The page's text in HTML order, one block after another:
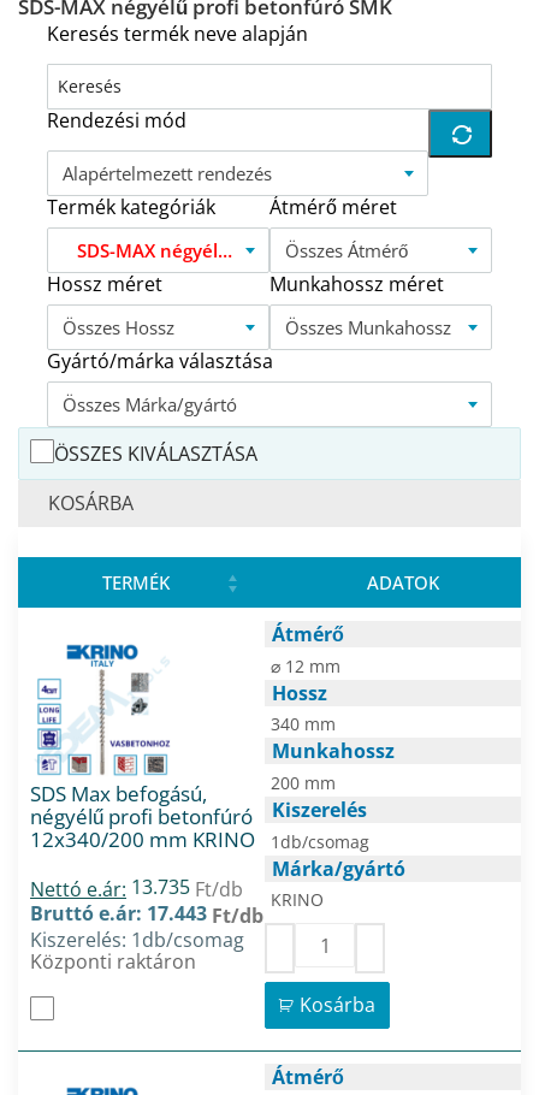
SDS-MAX négyélű profi betonfúró SMK
Keresés termék neve alapján
Rendezési mód
Alapértelmezett rendezés
Termék kategóriák
SDS-MAX négyélű profi betonfúró SMK
Átmérő méret
Összes Átmérő
Hossz méret
Összes Hossz
Munkahossz méret
Összes Munkahossz
Gyártó/márka választása
Összes Márka/gyártó
ÖSSZES KIVÁLASZTÁSA
KOSÁRBA
TERMÉK ADATOK
SDS Max befogású,
négyélű profi betonfúró
12x340/200 mm KRINO
Nettó e.ár: 13.735 Ft/db
Bruttó e.ár: 17.443 Ft/db
Kiszerelés: 1db/csomag
Központi raktáron
Átmérő
⌀ 12 mm
Hossz
340 mm
Munkahossz
200 mm
Kiszerelés
1db/csomag
Márka/gyártó
KRINO
Kosárba
Átmérő